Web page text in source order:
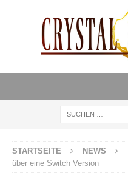
STARTSEITE NEWS
über eine Switch Version